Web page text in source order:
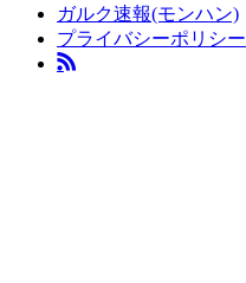
ガルク速報(モンハン)
プライバシーポリシー